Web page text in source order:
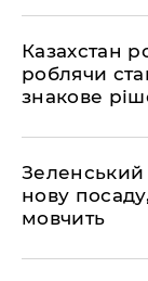
​Казахстан
роблячи
знакове
нову
мовчить